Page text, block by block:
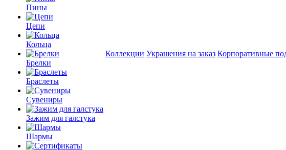
Пины
Цепи
Кольца
Брелки
Браслеты
Сувениры
Зажим для галстука
Шармы
Коллекции Украшения на заказ Корпоративные